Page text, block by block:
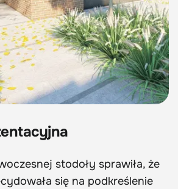
stodoły sprawiła, że
się na podkreślenie